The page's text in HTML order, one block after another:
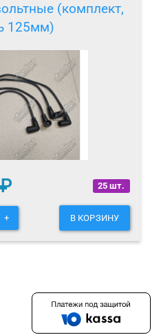
(комплект,
125мм)
25 шт.
₽
+ В КОРЗИНУ